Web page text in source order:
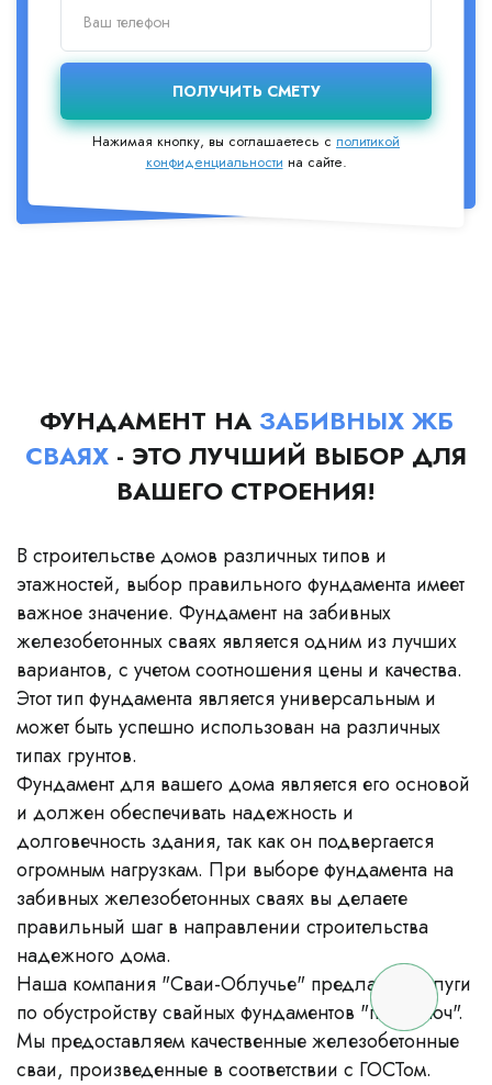
Нажимая кнопку, вы соглашаетесь сполитикой
конфиденциальности на сайте.
ФУНДАМЕНТ НА ЗАБИВНЫХ ЖБ
СВАЯХ - ЭТО ЛУЧШИЙ ВЫБОР ДЛЯ
ВАШЕГО СТРОЕНИЯ!
В строительстве домов различных типов и
этажностей, выбор правильного фундамента имеет
важное значение. Фундамент на забивных
железобетонных сваях является одним из лучших
вариантов, с учетом соотношения цены и качества.
Этот тип фундамента является универсальным и
может быть успешно использован на различных
типах грунтов.
Фундамент для вашего дома является его основой
и должен обеспечивать надежность и
долговечность здания, так как он подвергается
огромным нагрузкам. При выборе фундамента на
забивных железобетонных сваях вы делаете
правильный шаг в направлении строительства
надежного дома.
Наша компания "Сваи-Облучье" предлагает услуги
по обустройству свайных фундаментов "под ключ".
Мы предоставляем качественные железобетонные
сваи, произведенные в соответствии с ГОСТом.